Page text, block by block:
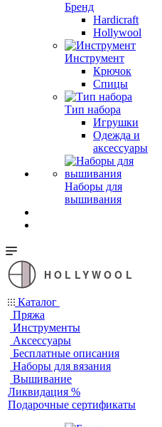
Бренд
Hardicraft
Hollywool
Инструмент
Крючок
Спицы
Тип набора
Игрушки
Одежда и
аксессуары
Наборы для
вышивания
HOLLYWOOL
Каталог
Пряжа
Инструменты
Аксессуары
Бесплатные описания
Наборы для вязания
Вышивание
Ликвидация %
Подарочные сертификаты